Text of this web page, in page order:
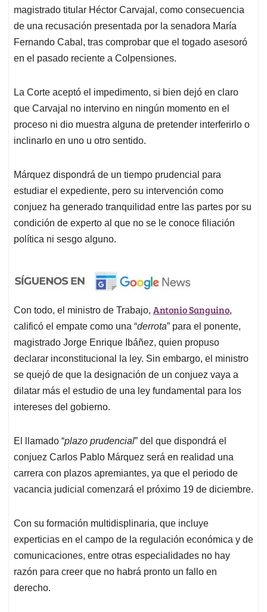
magistrado titular Héctor Carvajal, como consecuencia
de una recusación presentada por la senadora María
Fernando Cabal, tras comprobar que el togado asesoró
en el pasado reciente a Colpensiones.
La Corte aceptó el impedimento, si bien dejó en claro
que Carvajal no intervino en ningún momento en el
proceso ni dio muestra alguna de pretender interferirlo o
inclinarlo en uno u otro sentido.
Márquez dispondrá de un tiempo prudencial para
estudiar el expediente, pero su intervención como
conjuez ha generado tranquilidad entre las partes por su
condición de experto al que no se le conoce filiación
política ni sesgo alguno.
Con todo, el ministro de Trabajo, Antonio Sanguino,
calificó el empate como una “derrota” para el ponente,
magistrado Jorge Enrique Ibáñez, quien propuso
declarar inconstitucional la ley. Sin embargo, el ministro
se quejó de que la designación de un conjuez vaya a
dilatar más el estudio de una ley fundamental para los
intereses del gobierno.
El llamado “plazo prudencial” del que dispondrá el
conjuez Carlos Pablo Márquez será en realidad una
carrera con plazos apremiantes, ya que el periodo de
vacancia judicial comenzará el próximo 19 de diciembre.
Con su formación multidisplinaria, que incluye
experticias en el campo de la regulación económica y de
comunicaciones, entre otras especialidades no hay
razón para creer que no habrá pronto un fallo en
derecho.